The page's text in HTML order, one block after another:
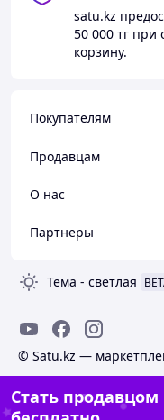
satu.kz
50 000 тг при
корзину.
Покупателям
Продавцам
О нас
Партнеры
Тема - светлая
© Satu.kz —
Стать продавцом